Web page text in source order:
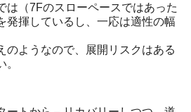
は（7Fのスローペースではあった
発揮しているし、一応は適性の幅
のようなので、展開リスクはある